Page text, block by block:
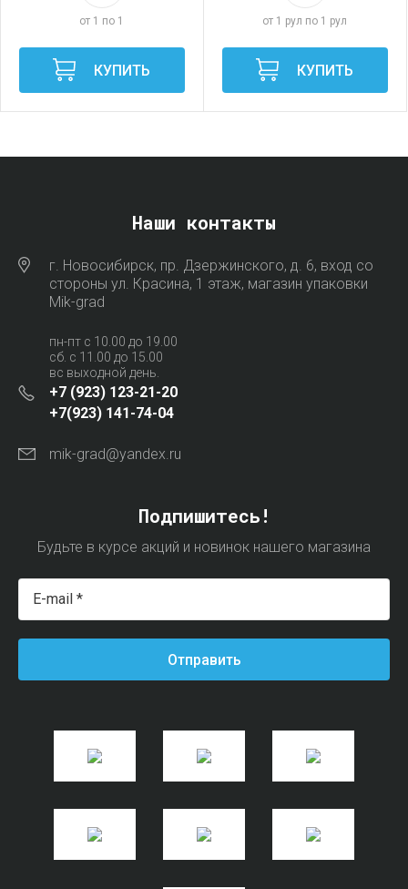
от 1 по 1
КУПИТЬ
от 1 рул по 1 рул
КУПИТЬ
Наши контакты
г. Новосибирск, пр. Дзержинского, д. 6, вход со
стороны ул. Красина, 1 этаж, магазин упаковки
Mik-grad
пн-пт с 10.00 до 19.00
сб. с 11.00 до 15.00
вс выходной день.
+7 (923) 123-21-20
+7(923) 141-74-04
mik-grad@yandex.ru
Подпишитесь!
Будьте в курсе акций и новинок нашего магазина
Отправить